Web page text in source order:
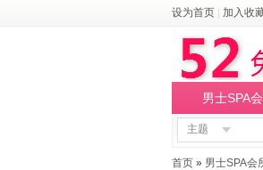
设为首页 加入收
男士SPA
主题
首页 » 男士SPA会